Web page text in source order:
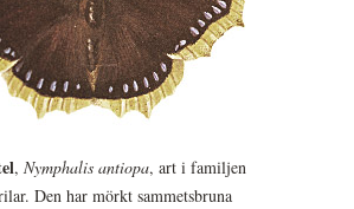
, Nymphalis antiopa, art i familjen
Den har mörkt sammetsbruna